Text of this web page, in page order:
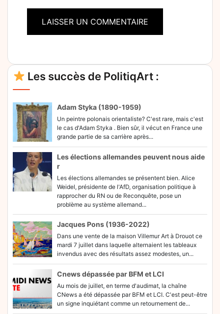
Les succès de PolitiqArt :
Adam Styka (1890-1959)
Un peintre polonais orientaliste? C'est rare, mais c'est
le cas d'Adam Styka . Bien sûr, il vécut en France une
grande partie de sa carrière après...
Les élections allemandes peuvent nous aide
r
Les élections allemandes se présentent bien. Alice
Weidel, présidente de l'AfD, organisation politique à
rapprocher du RN ou de Reconquête, pose un
problème au système allemand...
Jacques Pons (1936-2022)
Dans une vente de la maison Villemur Art à Drouot ce
mardi 7 juillet dans laquelle alternaient les tableaux
invendus avec des résultats assez modestes, un...
Cnews dépassée par BFM et LCI
Au mois de juillet, en terme d'audimat, la chaîne
CNews a été dépassée par BFM et LCI. C'est peut-être
un signe inquiétant comme un retournement de...